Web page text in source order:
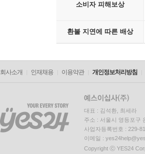
소비자 피해보상
환불 지연에 따른 배상
회사소개 인재채용 이용약관 개인정보처리방침
대표 : 김석환, 최세라
주소 : 서울시 영등포구
사업자등록번호 : 229-
이메일 :
Copyright ⓒ YES24